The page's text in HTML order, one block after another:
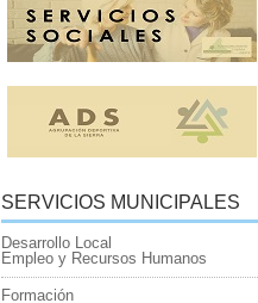
SERVICIOS MUNICIPALES
Desarrollo Local
Empleo y Recursos Humanos
Formación